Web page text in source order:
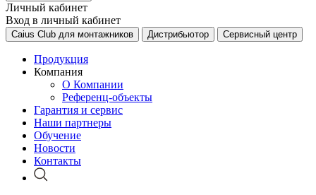
Личный кабинет
Вход в личный кабинет
Caius Club для монтажников Дистрибьютор Сервисный центр
Продукция
Компания
О Компании
Референц-объекты
Гарантия и сервис
Наши партнеры
Обучение
Новости
Контакты